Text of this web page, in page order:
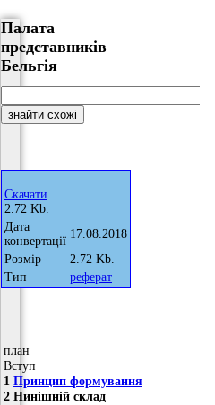
Палата
представників
Бельгія
Скачати
2.72 Kb.
Дата
конвертації
17.08.2018
Розмір
2.72 Kb.
Тип
реферат
план
Вступ
1 Принцип формування
2 Нинішній склад